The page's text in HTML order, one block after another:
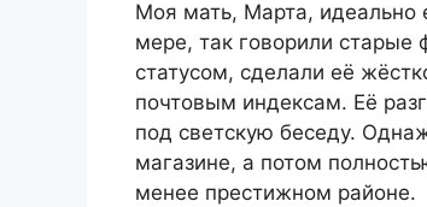
Моя мать, Марта, идеально
мере, так говорили старые
статусом, сделали её
почтовым индексам. Её
под светскую беседу.
магазине, а потом
менее престижном районе.